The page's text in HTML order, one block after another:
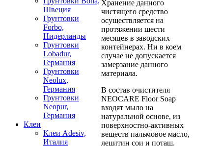
Швеция
Грунтовки
Forbo,
Нидерланды
Грунтовки
Lobadur,
Германия
Грунтовки
Neolux,
Германия
Грунтовки
Neopur,
Германия
Клеи
Клеи Adesiv,
Италия
Хранение данного
чистящего средство
осуществляется на
протяжении шести
месяцев в заводских
контейнерах. Ни в коем
случае не допускается
замерзание данного
материала.
В состав очистителя
NEOCARE Floor Soap
входят мыло на
натуральной основе, из
поверхностно-активных
веществ пальмовое масло,
лецитин сои и поташ.